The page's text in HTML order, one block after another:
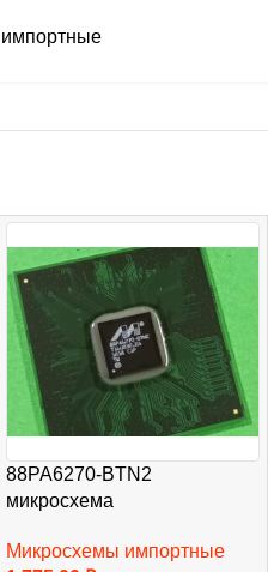
88PA6270-BTN2
микросхема
Микросхемы импортные